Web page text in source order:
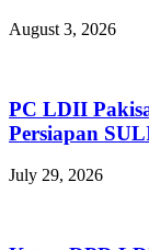
August 3, 2026
PC LDII
Persiapan
July 29, 2026